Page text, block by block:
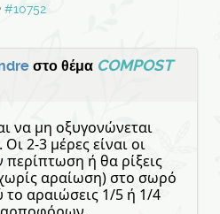
#10752
στο θέμα COMPOST
να μη οξυγονώνεται
2-3 μέρες είναι οι
περίπτωση ή θα ρίξεις
αραίωση) στο σωρό
αραιώσεις 1/5 ή 1/4